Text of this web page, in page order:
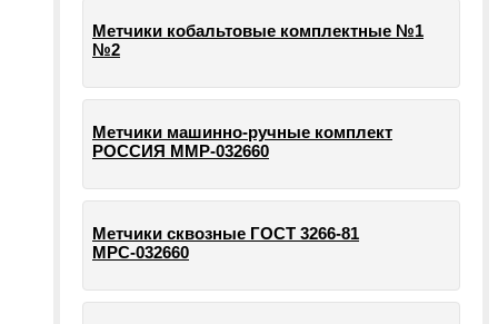
Метчики кобальтовые комплектные №1
№2
Метчики машинно-ручные комплект
РОССИЯ ММР-032660
Метчики сквозные ГОСТ 3266-81
МРС-032660